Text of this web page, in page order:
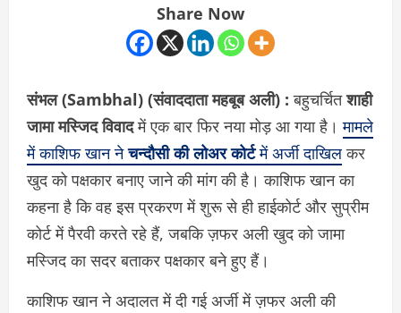
Share Now
संभल (Sambhal) (संवाददाता महबूब अली) :बहुचर्चितशाही
जामा मस्जिद विवादमें एक बार फिर नया मोड़ आ गया है।मामले
में काशिफ खान नेचन्दौसी की लोअर कोर्टमें अर्जी दाखिलकर
खुद को पक्षकार बनाए जाने की मांग की है। काशिफ खान का
कहना है कि वह इस प्रकरण में शुरू से ही हाईकोर्ट और सुप्रीम
कोर्ट में पैरवी करते रहे हैं, जबकि ज़फर अली खुद को जामा
मस्जिद का सदर बताकर पक्षकार बने हुए हैं।
काशिफ खान ने अदालत में दी गई अर्जी में ज़फर अली की